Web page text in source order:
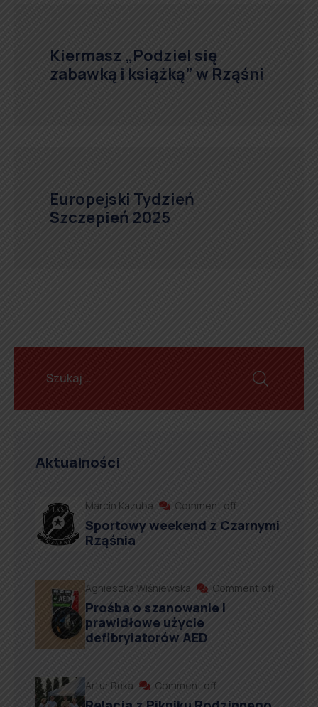
Kiermasz „Podziel się
zabawką i książką” w Rząśni
Europejski Tydzień
Szczepień 2025
Aktualności
Marcin Kazuba Comment off
Sportowy weekend z Czarnymi
Rząśnia
Agnieszka Wiśniewska Comment off
Prośba o szanowanie i
prawidłowe użycie
defibrylatorów AED
Artur Ruka Comment off